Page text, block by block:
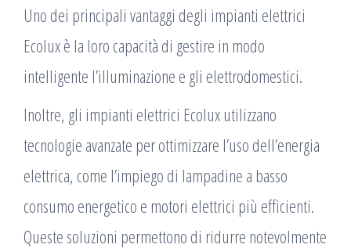
Uno dei principali vantaggi degli impianti elettrici
Ecolux è la loro capacità di gestire in modo
intelligente l’illuminazione e gli elettrodomestici.
Inoltre, gli impianti elettrici Ecolux utilizzano
tecnologie avanzate per ottimizzare l’uso dell’energia
elettrica, come l’impiego di lampadine a basso
consumo energetico e motori elettrici più efficienti.
Queste soluzioni permettono di ridurre notevolmente